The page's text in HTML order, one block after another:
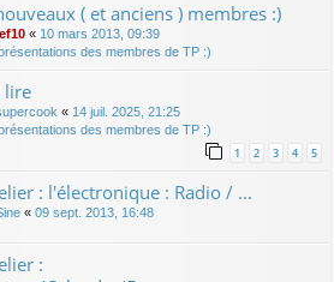
( et anciens ) membres :)
« 10 mars 2013, 09:39
des membres de TP :)
lire
« 14 juil. 2025, 21:25
des membres de TP :)
1 2 3 4 5
: l'électronique : Radio / ...
« 09 sept. 2013, 16:48
: